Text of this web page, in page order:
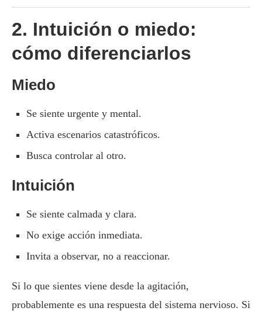
2. Intuición o miedo:
cómo diferenciarlos
Miedo
Se siente urgente y mental.
Activa escenarios catastróficos.
Busca controlar al otro.
Intuición
Se siente calmada y clara.
No exige acción inmediata.
Invita a observar, no a reaccionar.
Si lo que sientes viene desde la agitación,
probablemente es una respuesta del sistema nervioso. Si